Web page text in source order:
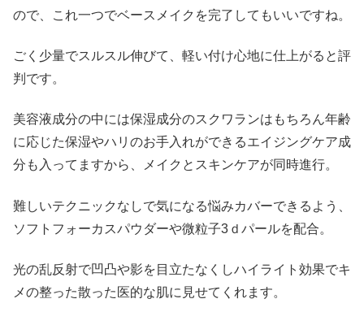
ので、これ一つでベースメイクを完了してもいいですね。
ごく少量でスルスル伸びて、軽い付け心地に仕上がると評
判です。
美容液成分の中には保湿成分のスクワランはもちろん年齢
に応じた保湿やハリのお手入れができるエイジングケア成
分も入ってますから、メイクとスキンケアが同時進行。
難しいテクニックなしで気になる悩みカバーできるよう、
ソフトフォーカスパウダーや微粒子3ｄパールを配合。
光の乱反射で凹凸や影を目立たなくしハイライト効果でキ
メの整った散った医的な肌に見せてくれます。